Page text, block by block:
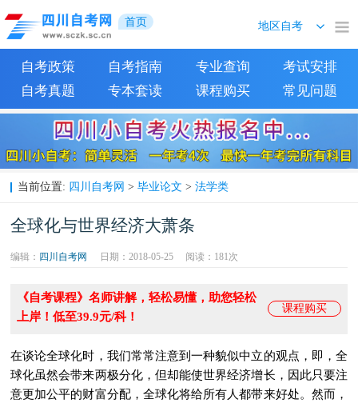
首页
自考政策 自考指南 专业查询
考试安排
自考真题
专本套读 课程购买 常见问题
当前位置: 四川自考网 > 毕业论文 > 法学类
全球化与世界经济大萧条
编辑： 四川自考网 日期：2018-05-25 阅读： 181次
课程购买
《自考课程》名师讲解，轻松易懂，助您轻松
上岸！低至39.9元/科！
在谈论全球化时，我们常常注意到一种貌似中立的观点，即，全
球化虽然会带来两极分化，但却能使世界经济增长，因此只要注
意更加公平的财富分配，全球化将给所有人都带来好处。然而，